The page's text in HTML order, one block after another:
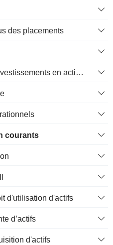
des placements
Gains (Pertes) sur les investissements en actions
courants
d'utilisation d'actifs
d’actifs
d'actifs